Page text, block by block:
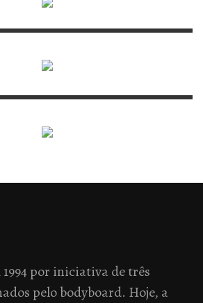
1994 por iniciativa de três
pelo bodyboard. Hoje, a